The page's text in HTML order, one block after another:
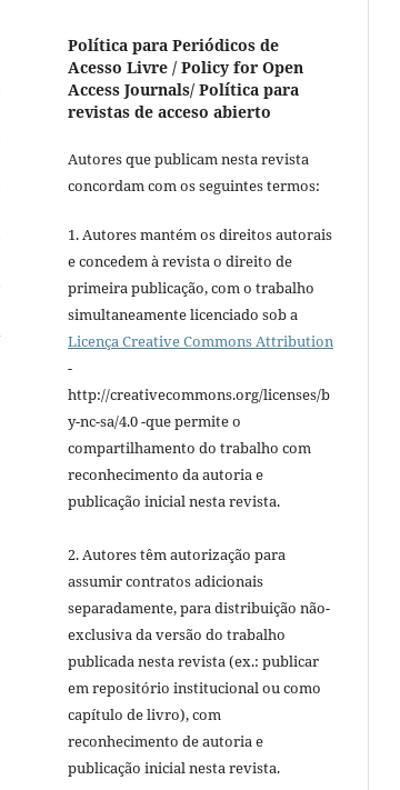
Política para Periódicos de
Acesso Livre / Policy for Open
Access Journals/ Política para
revistas de acceso abierto
Autores que publicam nesta revista
concordam com os seguintes termos:
1. Autores mantém os direitos autorais
e concedem à revista o direito de
primeira publicação, com o trabalho
simultaneamente licenciado sob a
Licença Creative Commons Attribution
-
http://creativecommons.org/licenses/b
y-nc-sa/4.0 -que permite o
compartilhamento do trabalho com
reconhecimento da autoria e
publicação inicial nesta revista.
2. Autores têm autorização para
assumir contratos adicionais
separadamente, para distribuição não-
exclusiva da versão do trabalho
publicada nesta revista (ex.: publicar
em repositório institucional ou como
capítulo de livro), com
reconhecimento de autoria e
publicação inicial nesta revista.